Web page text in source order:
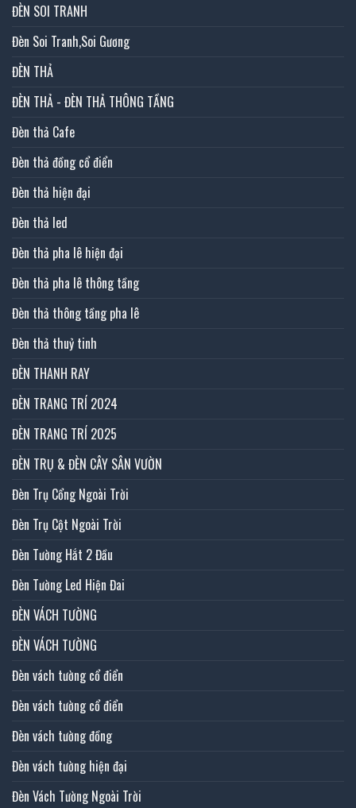
ĐÈN SOI TRANH
Đèn Soi Tranh,Soi Gương
ĐÈN THẢ
ĐÈN THẢ - ĐÈN THẢ THÔNG TẦNG
Đèn thả Cafe
Đèn thả đồng cổ điển
Đèn thả hiện đại
Đèn thả led
Đèn thả pha lê hiện đại
Đèn thả pha lê thông tầng
Đèn thả thông tầng pha lê
Đèn thả thuỷ tinh
ĐÈN THANH RAY
ĐÈN TRANG TRÍ 2024
ĐÈN TRANG TRÍ 2025
ĐÈN TRỤ & ĐÈN CÂY SÂN VƯỜN
Đèn Trụ Cổng Ngoài Trời
Đèn Trụ Cột Ngoài Trời
Đèn Tường Hắt 2 Đầu
Đèn Tường Led Hiện Đai
ĐÈN VÁCH TƯỜNG
ĐÈN VÁCH TƯỜNG
Đèn vách tường cổ điển
Đèn vách tường cổ điển
Đèn vách tường đồng
Đèn vách tường hiện đại
Đèn Vách Tường Ngoài Trời